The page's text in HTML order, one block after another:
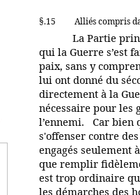
§.15 Alliés compris
La Partie
qui la Guerre s’est
paix, sans y
lui ont donné du
directement à la
nécessaire pour les
l’ennemi. Car bien
s'offenser contre
engagés seulement
que remplir
est trop ordinaire
les démarches des